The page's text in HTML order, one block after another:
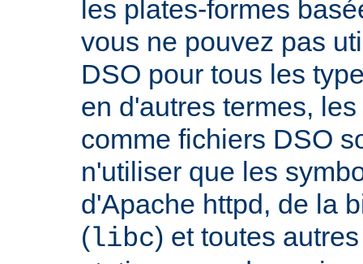
les plates-formes
vous ne pouvez pas
DSO pour tous les
en d'autres termes,
comme fichiers DSO
n'utiliser que les
d'Apache httpd, de la
(libc) et toutes